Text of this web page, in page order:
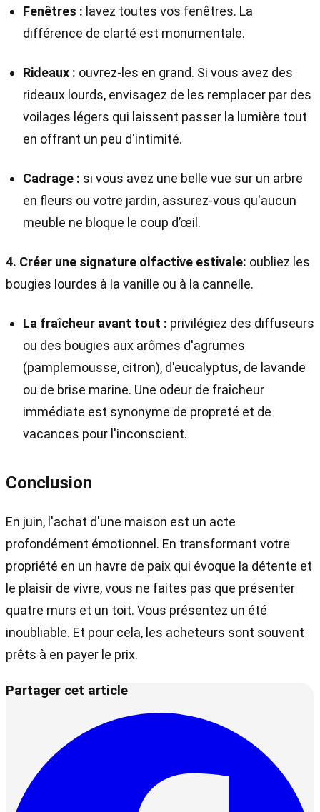
Fenêtres : lavez toutes vos fenêtres. La
différence de clarté est monumentale.
Rideaux : ouvrez-les en grand. Si vous avez des
rideaux lourds, envisagez de les remplacer par des
voilages légers qui laissent passer la lumière tout
en offrant un peu d'intimité.
Cadrage : si vous avez une belle vue sur un arbre
en fleurs ou votre jardin, assurez-vous qu'aucun
meuble ne bloque le coup d’œil.
4. Créer une signature olfactive estivale: oubliez les
bougies lourdes à la vanille ou à la cannelle.
La fraîcheur avant tout : privilégiez des diffuseurs
ou des bougies aux arômes d'agrumes
(pamplemousse, citron), d'eucalyptus, de lavande
ou de brise marine. Une odeur de fraîcheur
immédiate est synonyme de propreté et de
vacances pour l'inconscient.
Conclusion
En juin, l'achat d'une maison est un acte
profondément émotionnel. En transformant votre
propriété en un havre de paix qui évoque la détente et
le plaisir de vivre, vous ne faites pas que présenter
quatre murs et un toit. Vous présentez un été
inoubliable. Et pour cela, les acheteurs sont souvent
prêts à en payer le prix.
Partager cet article